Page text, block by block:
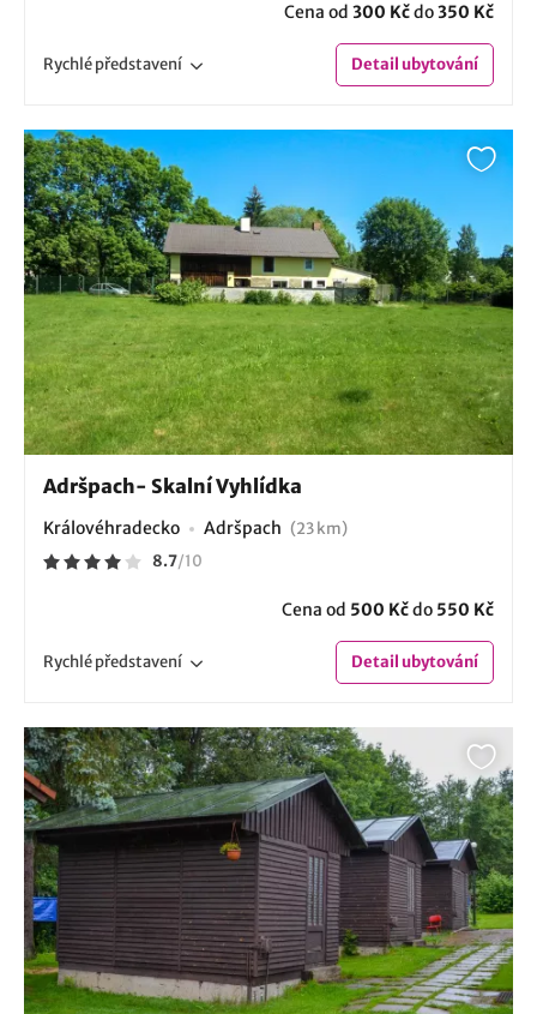
Cena od 300 Kčdo350 Kč
Rychlépředstavení Detailubytování
Adršpach- Skalní Vyhlídka
Královéhradecko Adršpach (23 km)
8.7/10
Cena od 500 Kčdo 550 Kč
Rychlépředstavení Detailubytování